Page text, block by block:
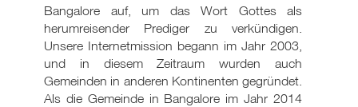
Bangalore auf, um das Wort Gottes als
herumreisender Prediger zu verkündigen.
Unsere Internetmission begann im Jahr 2003,
und in diesem Zeitraum wurden auch
Gemeinden in anderen Kontinenten gegründet.
Als die Gemeinde in Bangalore im Jahr 2014